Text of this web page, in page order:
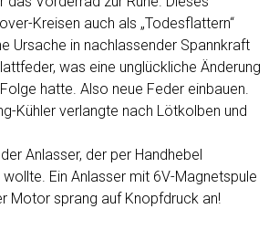
Kreisen auch als „Todesflattern“
Ursache in nachlassender Spannkraft
was eine unglückliche Änderung
hatte. Also neue Feder einbauen.
Kühler verlangte nach Lötkolben und
Anlasser, der per Handhebel
Ein Anlasser mit 6V-Magnetspule
Motor sprang auf Knopfdruck an!